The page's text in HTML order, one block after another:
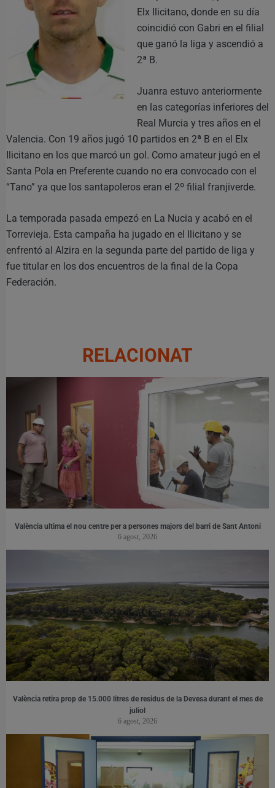
Elx Ilicitano, donde en su día
coincidió con Gabri en el filial
que ganó la liga y ascendió a
2ª B.
Juanra estuvo anteriormente
en las categorías inferiores del
Real Murcia y tres años en el
Valencia. Con 19 años jugó 10 partidos en 2ª B en el Elx
Ilicitano en los que marcó un gol. Como amateur jugó en el
Santa Pola en Preferente cuando no era convocado con el
“Tano” ya que los santapoleros eran el 2º filial franjiverde.
La temporada pasada empezó en La Nucia y acabó en el
Torrevieja. Esta campaña ha jugado en el Ilicitano y se
enfrentó al Alzira en la segunda parte del partido de liga y
fue titular en los dos encuentros de la final de la Copa
Federación.
RELACIONAT
València ultima el nou centre per a persones majors del barri de Sant Antoni
6 agost, 2026
València retira prop de 15.000 litres de residus de la Devesa durant el mes de
juliol
6 agost, 2026